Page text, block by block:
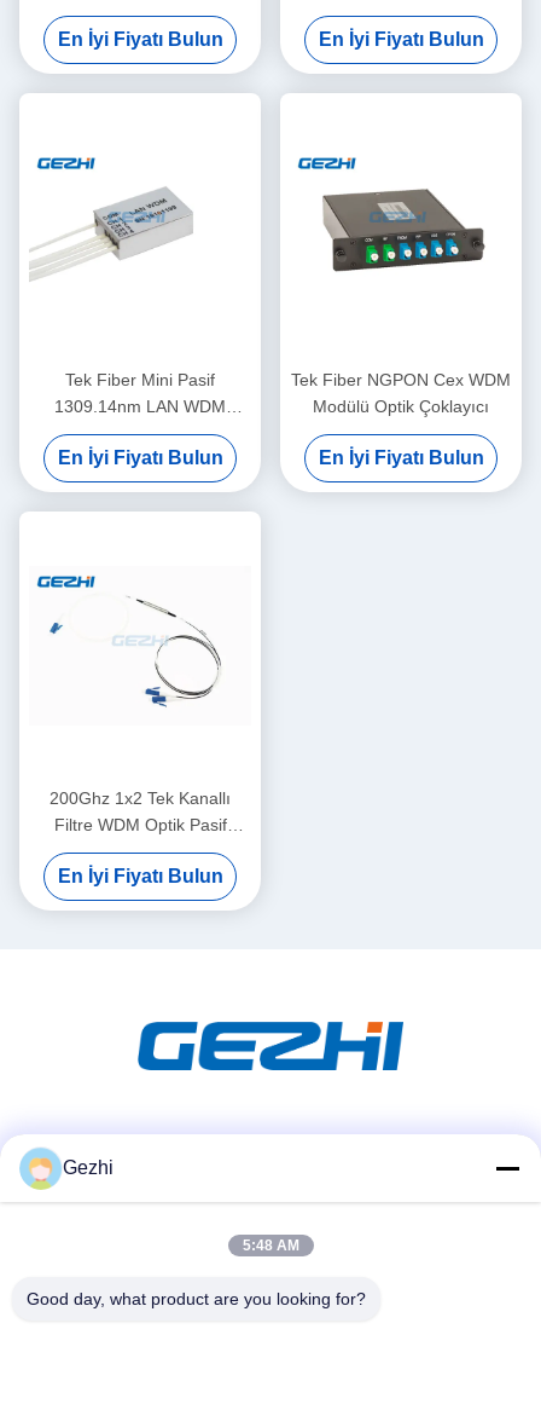
WDM
En İyi Fiyatı Bulun
Filtresi WDM
En İyi Fiyatı Bulun
Tek Fiber Mini Pasif
1309.14nm LAN WDM
Modülü
En İyi Fiyatı Bulun
Tek Fiber NGPON Cex WDM
Modülü Optik Çoklayıcı
En İyi Fiyatı Bulun
200Ghz 1x2 Tek Kanallı
Filtre WDM Optik Pasif
Bileşen
En İyi Fiyatı Bulun
Hızlı iletişim
Tel
Gezhi
5:48 AM
Good day, what product are you looking for?